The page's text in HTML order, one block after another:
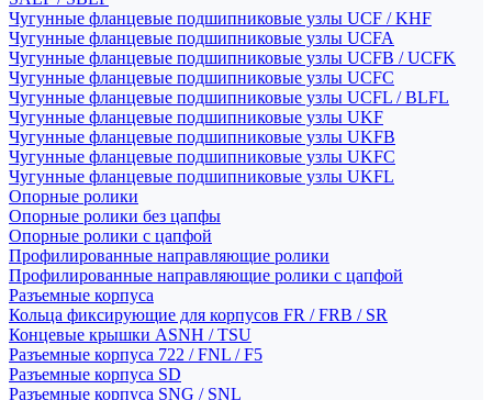
Чугунные фланцевые подшипниковые узлы UCF / KHF
Чугунные фланцевые подшипниковые узлы UCFA
Чугунные фланцевые подшипниковые узлы UCFB / UCFK
Чугунные фланцевые подшипниковые узлы UCFC
Чугунные фланцевые подшипниковые узлы UCFL / BLFL
Чугунные фланцевые подшипниковые узлы UKF
Чугунные фланцевые подшипниковые узлы UKFB
Чугунные фланцевые подшипниковые узлы UKFC
Чугунные фланцевые подшипниковые узлы UKFL
Опорные ролики
Опорные ролики без цапфы
Опорные ролики с цапфой
Профилированные направляющие ролики
Профилированные направляющие ролики с цапфой
Разъемные корпуса
Кольца фиксирующие для корпусов FR / FRB / SR
Концевые крышки ASNH / TSU
Разъемные корпуса 722 / FNL / F5
Разъемные корпуса SD
Разъемные корпуса SNG / SNL